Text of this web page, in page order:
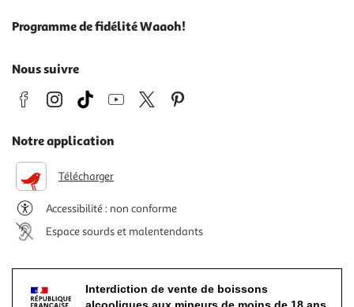
Programme de fidélité Waaoh!
Nous suivre
Notre application
Télécharger
Accessibilité : non conforme
Espace sourds et malentendants
Interdiction de vente de boissons